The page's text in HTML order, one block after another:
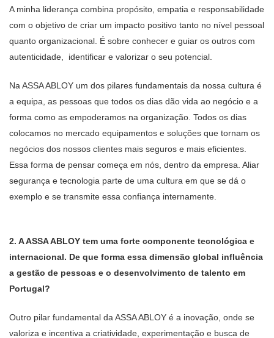
A minha liderança combina propósito, empatia e responsabilidade
com o objetivo de criar um impacto positivo tanto no nível pessoal
quanto organizacional. É sobre conhecer e guiar os outros com
autenticidade, identificar e valorizar o seu potencial.
Na ASSA ABLOY um dos pilares fundamentais da nossa cultura é
a equipa, as pessoas que todos os dias dão vida ao negócio e a
forma como as empoderamos na organização. Todos os dias
colocamos no mercado equipamentos e soluções que tornam os
negócios dos nossos clientes mais seguros e mais eficientes.
Essa forma de pensar começa em nós, dentro da empresa. Aliar
segurança e tecnologia parte de uma cultura em que se dá o
exemplo e se transmite essa confiança internamente.
2. A ASSA ABLOY tem uma forte componente tecnológica e
internacional. De que forma essa dimensão global influência
a gestão de pessoas e o desenvolvimento de talento em
Portugal?
Outro pilar fundamental da ASSA ABLOY é a inovação, onde se
valoriza e incentiva a criatividade, experimentação e busca de